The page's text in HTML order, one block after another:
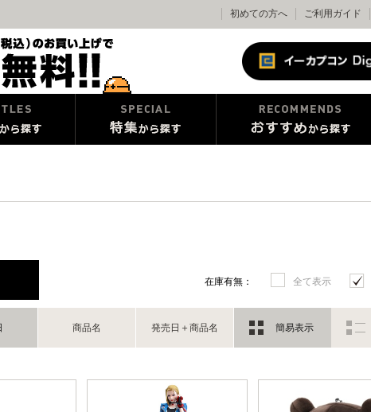
初めての方へ ご利用ガイド
在庫有無： 全て表示
商品名 発売日＋商品名 簡易表示